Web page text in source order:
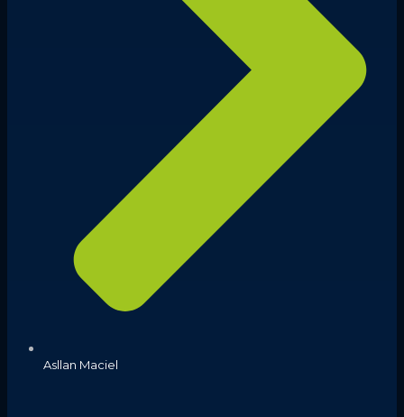
Asllan Maciel